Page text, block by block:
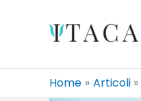
contenuto
Home Articoli